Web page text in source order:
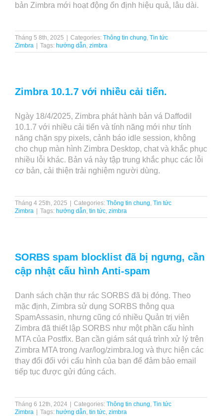
bản Zimbra mới hoạt động ổn định hiệu quả, lâu dài.
Tháng 5 8th, 2025 | Categories: Thông tin chung Tin tức
Zimbra | Tags: hướng dẫn zimbra
Zimbra 10.1.7 với nhiều cải tiến.
Ngày 18/4/2025, Zimbra phát hành bản vá Daffodil
10.1.7 với nhiều cải tiến và tính năng mới như tính
năng chặn spy pixels, cảnh báo idle session, không
cho chụp màn hình Zimbra Desktop, chat và khắc phục
nhiều lỗi khác. Bản vá này tập trung khắc phục các lỗi
cơ bản, cải thiện trải nghiệm người dùng.
Tháng 4 25th, 2025 | Categories: Thông tin chung Tin tức
Zimbra | Tags: hướng dẫn tin tức zimbra
SORBS spam blocklist đã bị ngưng, cần
cập nhật cấu hình Anti-spam
Danh sách chặn thư rác SORBS đã bị đóng. Theo
mặc định, Zimbra sử dụng SORBS thông qua
SpamAssasin, nhưng cũng có nhiều Quản trị viên
Zimbra đã thiết lập SORBS như một phần cấu hình
MTA của Postfix. Bạn cần giám sát quá trình xử lý trên
Zimbra MTA trong /var/log/zimbra.log và thực hiện các
thay đổi đối với cấu hình của bạn để đảm bảo email
tiếp tục được gửi đúng cách.
Tháng 6 12th, 2024 | Categories: Thông tin chung Tin tức
Zimbra | Tags: hướng dẫn tin tức zimbra